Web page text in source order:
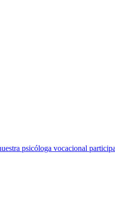
psicóloga vocacional